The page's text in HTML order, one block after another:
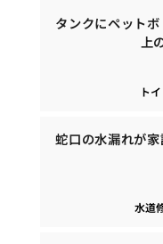
タンクにペット
上
ト
蛇口の水漏れが
水道